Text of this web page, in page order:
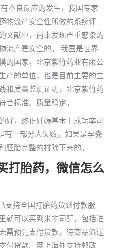
不良反应的发生，我国专家
物流产安全性所做的系统评
文献中，尚未发现严重感染的
流产是安全的。 我国是世界
的国家，北京紫竹药业有限公
产的单位，也是目前主要的生
和质量监测证明，北京紫竹药
合标准、质量稳定。
好，终止妊娠基本上成功率可
有一部分人失败，如果是孕囊
胚胎完整的排除下来的。
打胎药，微信怎么
支持全国打胎药货到付款服
就可以买到米非司酮，包括进
需预先支付货款，待商品派送
付货款。网上海外支持邮政